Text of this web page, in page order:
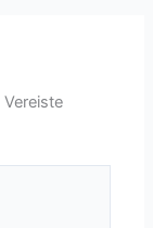
Vereiste